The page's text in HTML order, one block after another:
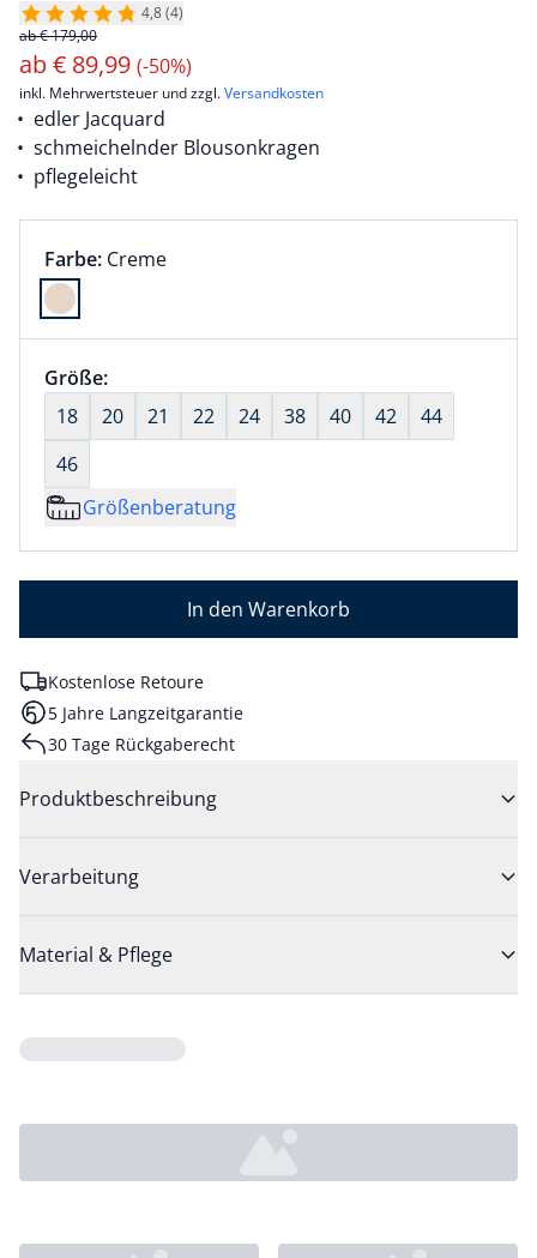
4,8 (4)
ab € 179,00
ab€ 89,99 (-50%)
inkl. Mehrwertsteuer und zzgl.Versandkosten
edler Jacquard
schmeichelnder Blousonkragen
pflegeleicht
Farbauswahl:
Farbe: aktuell ausgewählt:
Creme
Farbe Creme ausgewählt
Größenauswahl:
Größe:nichts ausgewählt
18
20 21 22 24 38 40 42
44
46
Größenberatung
In den Warenkorb
Kostenlose Retoure
5 Jahre Langzeitgarantie
30 Tage Rückgaberecht
Produktbeschreibung
Verarbeitung
Material & Pflege